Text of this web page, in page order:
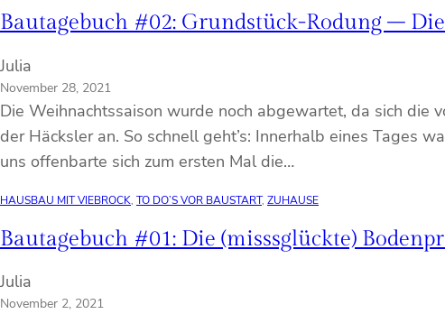
Bautagebuch #02: Grundstück-Rodung –
Julia
November 28, 2021
Die Weihnachtssaison wurde noch abgewartet, da sich die
der Häcksler an. So schnell geht’s: Innerhalb eines Tages
uns offenbarte sich zum ersten Mal die…
HAUSBAU MIT VIEBROCK, TO DO’S VOR BAUSTART, ZUHAUSE
Bautagebuch #01: Die (misssglückte)
Julia
November 2, 2021